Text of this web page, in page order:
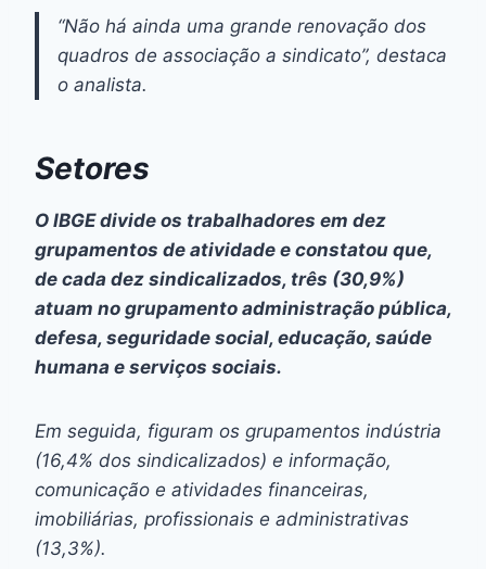
“Não há ainda uma grande renovação dos
quadros de associação a sindicato”, destaca
o analista.
Setores
O IBGE divide os trabalhadores em dez
grupamentos de atividade e constatou que,
de cada dez sindicalizados, três (30,9%)
atuam no grupamento administração pública,
defesa, seguridade social, educação, saúde
humana e serviços sociais.
Em seguida, figuram os grupamentos indústria
(16,4% dos sindicalizados) e informação,
comunicação e atividades financeiras,
imobiliárias, profissionais e administrativas
(13,3%).